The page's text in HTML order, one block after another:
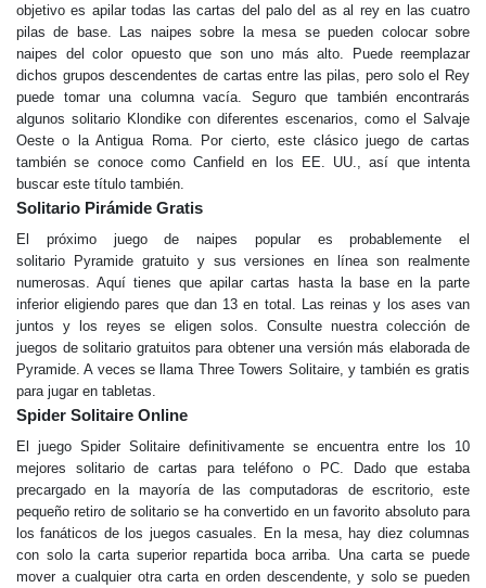
objetivo es apilar todas las cartas del palo del as al rey en las cuatro
pilas de base. Las naipes sobre la mesa se pueden colocar sobre
naipes del color opuesto que son uno más alto. Puede reemplazar
dichos grupos descendentes de cartas entre las pilas, pero solo el Rey
puede tomar una columna vacía. Seguro que también encontrarás
algunos solitario Klondike con diferentes escenarios, como el Salvaje
Oeste o la Antigua Roma. Por cierto, este clásico juego de cartas
también se conoce como Canfield en los EE. UU., así que intenta
buscar este título también.
Solitario Pirámide Gratis
El próximo juego de naipes popular es probablemente el
solitario Pyramide gratuito y sus versiones en línea son realmente
numerosas. Aquí tienes que apilar cartas hasta la base en la parte
inferior eligiendo pares que dan 13 en total. Las reinas y los ases van
juntos y los reyes se eligen solos. Consulte nuestra colección de
juegos de solitario gratuitos para obtener una versión más elaborada de
Pyramide. A veces se llama Three Towers Solitaire, y también es gratis
para jugar en tabletas.
Spider Solitaire Online
El juego Spider Solitaire definitivamente se encuentra entre los 10
mejores solitario de cartas para teléfono o PC. Dado que estaba
precargado en la mayoría de las computadoras de escritorio, este
pequeño retiro de solitario se ha convertido en un favorito absoluto para
los fanáticos de los juegos casuales. En la mesa, hay diez columnas
con solo la carta superior repartida boca arriba. Una carta se puede
mover a cualquier otra carta en orden descendente, y solo se pueden